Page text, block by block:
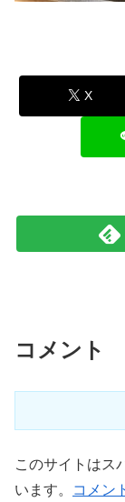
X
コメント
このサイトはス
います。
コメン